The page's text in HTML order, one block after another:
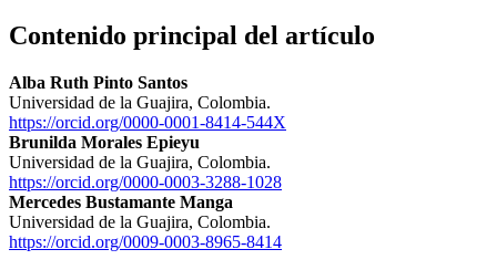
Contenido principal del artículo
Alba Ruth Pinto Santos
Universidad de la Guajira, Colombia.
https://orcid.org/0000-0001-8414-544X
Brunilda Morales Epieyu
Universidad de la Guajira, Colombia.
https://orcid.org/0000-0003-3288-1028
Mercedes Bustamante Manga
Universidad de la Guajira, Colombia.
https://orcid.org/0009-0003-8965-8414